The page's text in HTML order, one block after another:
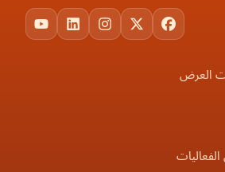
Facebook
X
Instagram
LinkedIn
العرض